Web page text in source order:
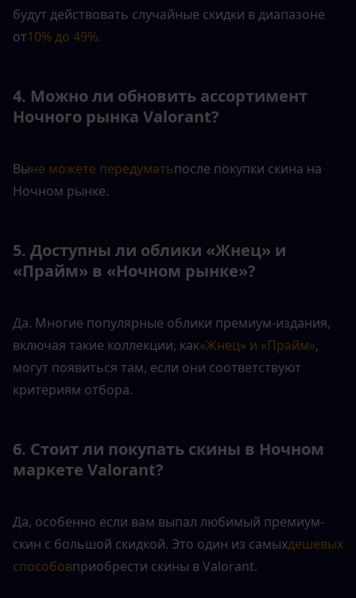
будут действовать случайные скидки в диапазоне
от10% до 49%.
4. Можно ли обновить ассортимент
Ночного рынка Valorant?
Выне можете передуматьпосле покупки скина на
Ночном рынке.
5. Доступны ли облики «Жнец» и
«Прайм» в «Ночном рынке»?
Да. Многие популярные облики премиум-издания,
включая такие коллекции, как«Жнец» и «Прайм»,
могут появиться там, если они соответствуют
критериям отбора.
6. Стоит ли покупать скины в Ночном
маркете Valorant?
Да, особенно если вам выпал любимый премиум-
скин с большой скидкой. Это один из самыхдешевых
способовприобрести скины в Valorant.